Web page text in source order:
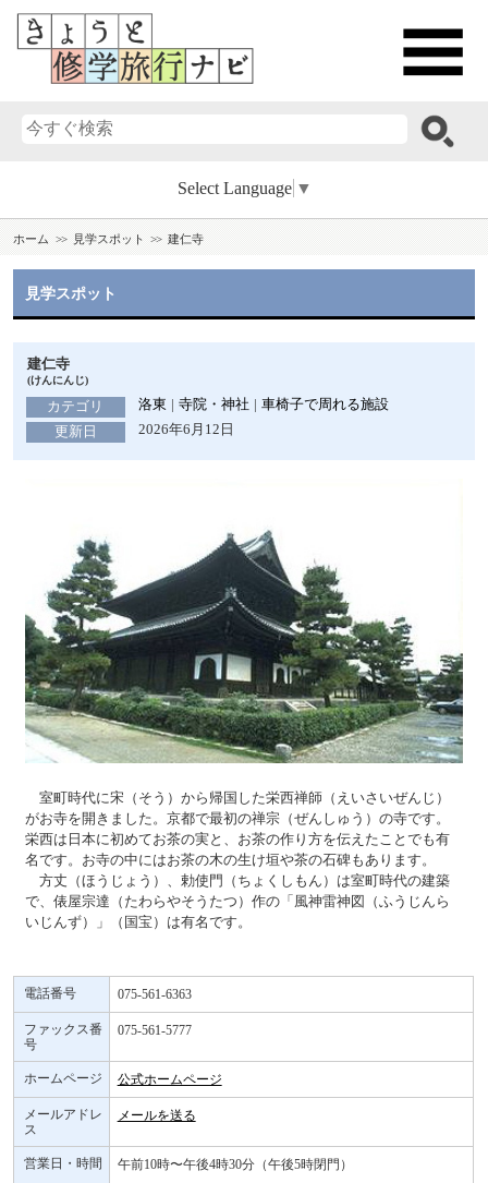
Select Language ▼
ホーム 見学スポット 建仁寺
見学スポット
建仁寺
(けんにんじ)
カテゴリ 洛東 寺院・神社
車椅子で周れる施設
更新日
2026年6月12日
室町時代に宋（そう）から帰国した栄西禅師（えいさいぜんじ）
がお寺を開きました。京都で最初の禅宗（ぜんしゅう）の寺です。
栄西は日本に初めてお茶の実と、お茶の作り方を伝えたことでも有
名です。お寺の中にはお茶の木の生け垣や茶の石碑もあります。
方丈（ほうじょう）、勅使門（ちょくしもん）は室町時代の建築
で、俵屋宗達（たわらやそうたつ）作の「風神雷神図（ふうじんら
いじんず）」（国宝）は有名です。
電話番号 075-561-6363
ファックス番
号
075-561-5777
ホームページ 公式ホームページ
メールアドレ
ス
メールを送る
営業日・時間 午前10時〜午後4時30分（午後5時閉門）